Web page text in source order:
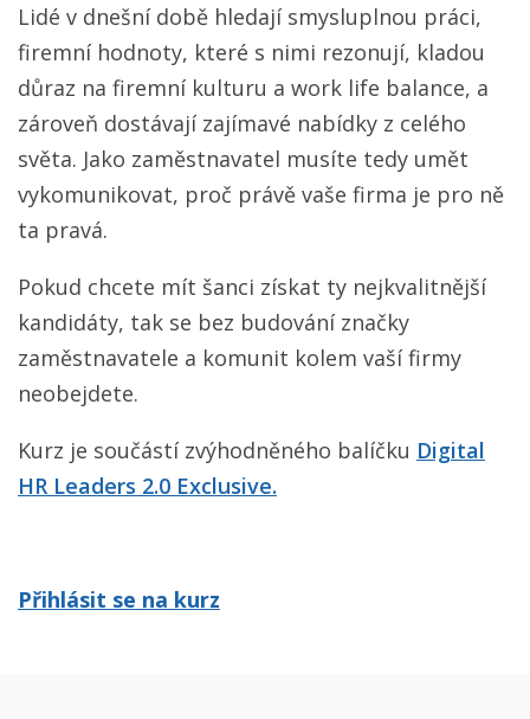
Lidé v dnešní době hledají smysluplnou práci,
firemní hodnoty, které s nimi rezonují, kladou
důraz na firemní kulturu a work life balance, a
zároveň dostávají zajímavé nabídky z celého
světa. Jako zaměstnavatel musíte tedy umět
vykomunikovat, proč právě vaše firma je pro ně
ta pravá.
Pokud chcete mít šanci získat ty nejkvalitnější
kandidáty, tak se bez budování značky
zaměstnavatele a komunit kolem vaší firmy
neobejdete.
Kurz je součástí zvýhodněného balíčku Digital
HR Leaders 2.0 Exclusive.
Přihlásit se na kurz